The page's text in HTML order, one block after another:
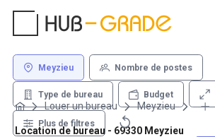
Meyzieu Nombre de postes
Type de bureau Budget
Plus de filtres
Louer un bureau Meyzieu
Location de bureau - 69330 Meyzieu